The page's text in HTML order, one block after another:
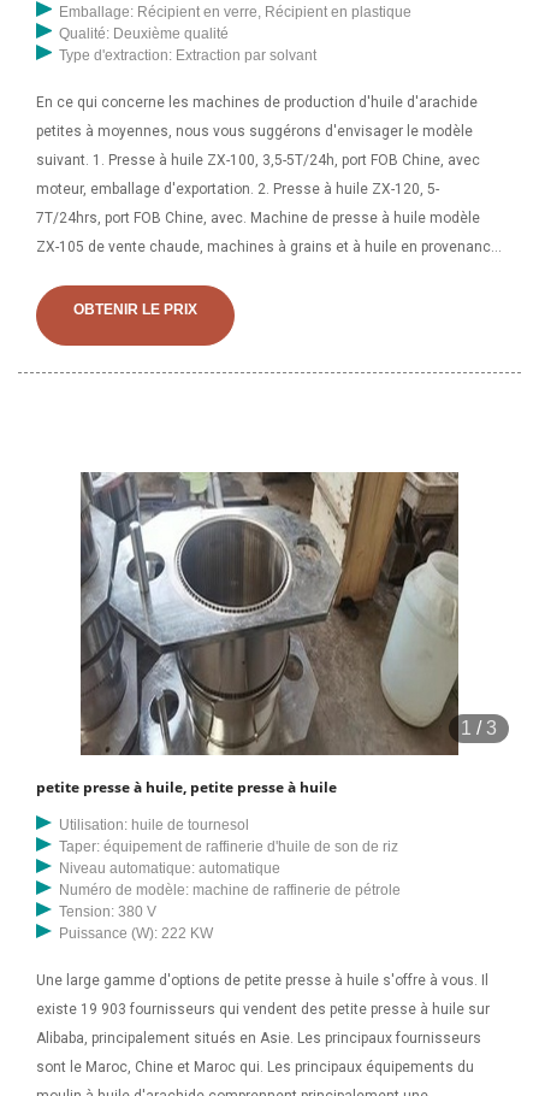
Emballage: Récipient en verre, Récipient en plastique
Qualité: Deuxième qualité
Type d'extraction: Extraction par solvant
En ce qui concerne les machines de production d'huile d'arachide
petites à moyennes, nous vous suggérons d'envisager le modèle
suivant. 1. Presse à huile ZX-100, 3,5-5T/24h, port FOB Chine, avec
moteur, emballage d'exportation. 2. Presse à huile ZX-120, 5-
7T/24hrs, port FOB Chine, avec. Machine de presse à huile modèle
ZX-105 de vente chaude, machines à grains et à huile en provenance
de commande : 1 ensemble/ensembles Conditions de paiement : T/T
Capacité d'approvisionnement par carte de crédit :
OBTENIR LE PRIX
1 /3
petite presse à huile, petite presse à huile
Utilisation: huile de tournesol
Taper: équipement de raffinerie d'huile de son de riz
Niveau automatique: automatique
Numéro de modèle: machine de raffinerie de pétrole
Tension: 380 V
Puissance (W): 222 KW
Une large gamme d'options de petite presse à huile s'offre à vous. Il
existe 19 903 fournisseurs qui vendent des petite presse à huile sur
Alibaba, principalement situés en Asie. Les principaux fournisseurs
sont le Maroc, Chine et Maroc qui. Les principaux équipements du